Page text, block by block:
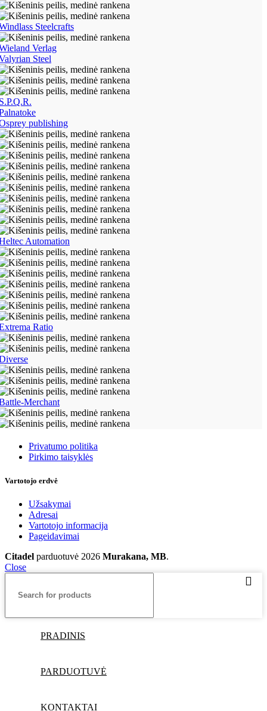
Steelcrafts
Verlag
Steel
publishing
Automation
Ratio
Merchant
Taisyklės
Privatumo politika
Pirkimo taisyklės
Vartotojo erdvė
Užsakymai
Adresai
Vartotojo informacija
Pageidavimai
Citadel parduotuvė 2026 Murakana, MB.
Close
PRADINIS
PARDUOTUVĖ
KONTAKTAI